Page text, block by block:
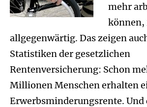
mehr
können,
allgegenwärtig. Das zeigen
Statistiken der gesetzlichen
Rentenversicherung: Schon
Millionen Menschen erhalten
Erwerbsminderungsrente. Und